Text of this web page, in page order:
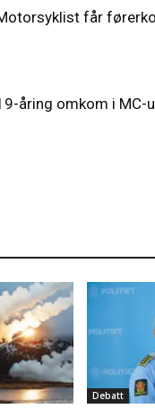
får
åring omkom i MC-
Debatt